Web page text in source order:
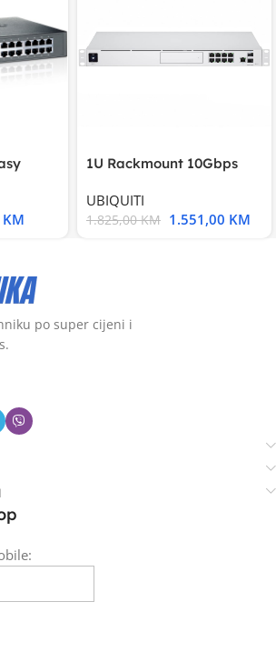
KM
1U Rackmount 10Gbps
UBIQUITI
1.825,00KM 1.551,00 KM
po super cijeni i